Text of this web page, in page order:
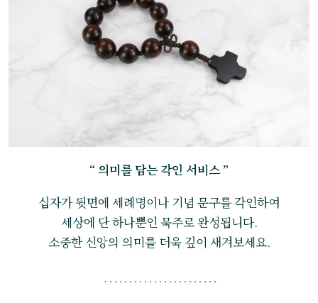
“ 의미를 담는 각인 서비스 ”
십자가 뒷면에 세례명이나 기념 문구를 각인하여
세상에 단 하나뿐인 묵주로 완성됩니다.
소중한 신앙의 의미를 더욱 깊이 새겨보세요.